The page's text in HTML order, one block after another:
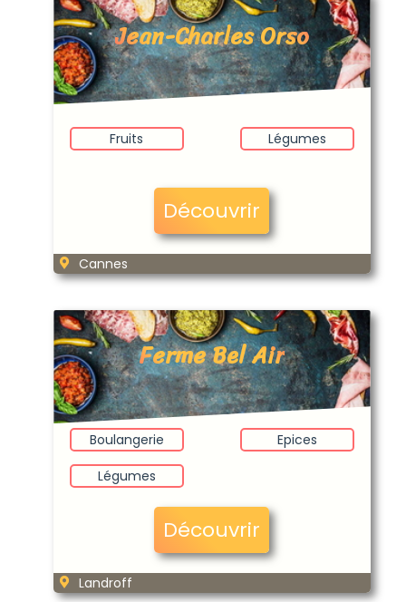
Jean-Charles Orso
Fruits Légumes
Découvrir
Cannes
Ferme Bel Air
Boulangerie
Epices
Légumes
Découvrir
Landroff